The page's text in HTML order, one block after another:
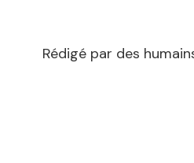
Rédigé par des